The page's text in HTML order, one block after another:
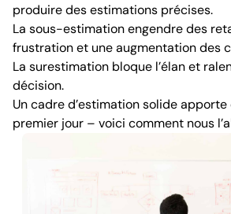
produire des estimations précises.
La sous-estimation engendre des
frustration et une augmentation des
La surestimation bloque l’élan et
décision.
Un cadre d’estimation solide
premier jour – voici comment nous